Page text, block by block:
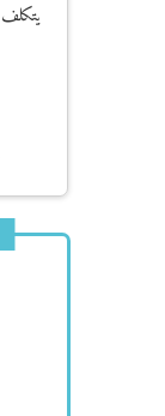
يتكلف